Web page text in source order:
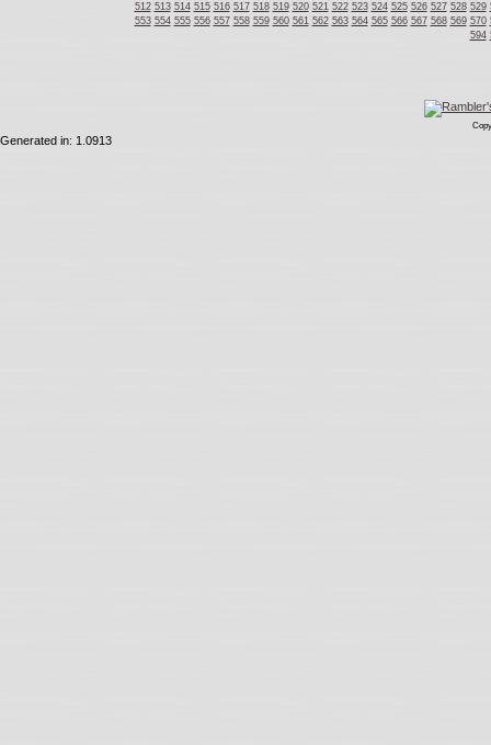
512 513 514 515 516 517 518 519 520 521 522 523 524 525 526 527 528 529
553 554 555 556 557 558 559 560 561 562 563 564 565 566 567 568 569 570
594
Generated in: 1.0913